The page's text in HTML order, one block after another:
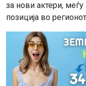
за нови актери, меѓу
позиција во